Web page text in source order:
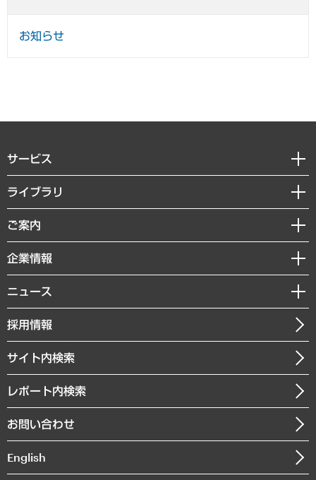
お知らせ
サービス
経営戦略
組織・人事戦略
デジタルイノベーション
共生・ダイバーシティ
GRC（ガバナンス・リスク・コンプライアンス）・防災（政策）
経済・産業・雇用・労働
まちづくり・観光・交通・スポーツ・スマートシティ
自然資源・農林水産業・食料システム
ライブラリ
経済調査
レポート
コラム
経営用語集
受託・受注実績（官公庁関連）
メディア掲載・出演
ご案内
セミナー・イベント情報
MUFGビジネスセミナー
受託案件情報
企業情報
私たちの想い
社長メッセージ
会社概要
沿革
組織図・本部部室紹介
インドネシア現地法人
ニュース
ニュースリリース
お知らせ
採用情報
サイト内検索
レポート内検索
お問い合わせ
English